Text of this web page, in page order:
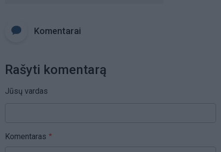
Komentarai
Rašyti komentarą
Jūsų vardas
Komentaras